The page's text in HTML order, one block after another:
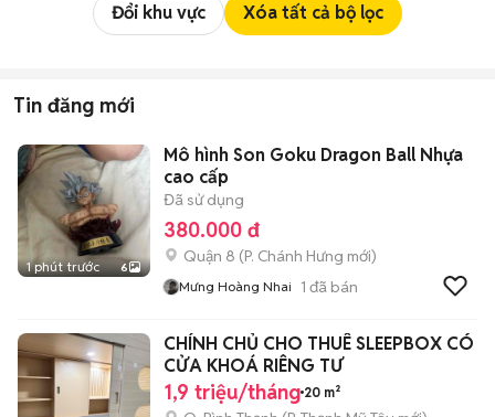
Đổi khu vực Xóa tất cả bộ lọc
Tin đăng mới
1 phút trước 6
Mô hình Son Goku Dragon Ball Nhựa
cao cấp
Đã sử dụng
380.000 đ
Quận 8 (P. Chánh Hưng mới)
Mưng Hoàng Nhai 1 đã bán
CHÍNH CHỦ CHO THUÊ SLEEPBOX CÓ
CỬA KHOÁ RIÊNG TƯ
1,9 triệu/tháng 20 m²